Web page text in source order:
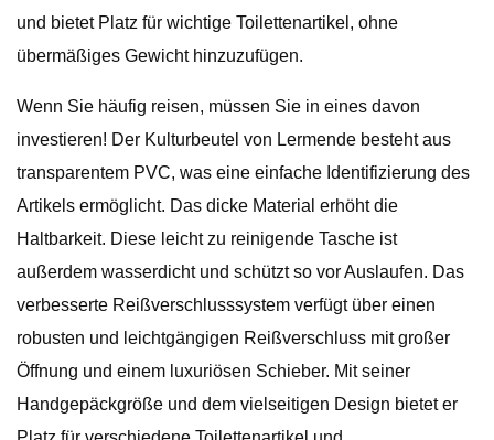
und bietet Platz für wichtige Toilettenartikel, ohne
übermäßiges Gewicht hinzuzufügen.
Wenn Sie häufig reisen, müssen Sie in eines davon
investieren! Der Kulturbeutel von Lermende besteht aus
transparentem PVC, was eine einfache Identifizierung des
Artikels ermöglicht. Das dicke Material erhöht die
Haltbarkeit. Diese leicht zu reinigende Tasche ist
außerdem wasserdicht und schützt so vor Auslaufen. Das
verbesserte Reißverschlusssystem verfügt über einen
robusten und leichtgängigen Reißverschluss mit großer
Öffnung und einem luxuriösen Schieber. Mit seiner
Handgepäckgröße und dem vielseitigen Design bietet er